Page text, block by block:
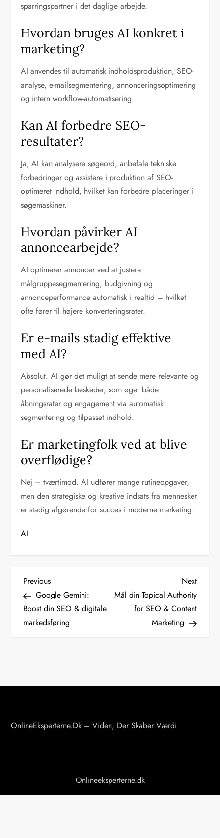
sparringspartner i det daglige arbejde.
Hvordan bruges AI konkret i
marketing?
AI anvendes til automatisk indholdsproduktion, SEO-
analyse, e-mailsegmentering, annonceringsoptimering
og intern workflow-automatisering.
Kan AI forbedre SEO-
resultater?
Ja, AI kan analysere søgeord, anbefale tekniske
forbedringer og assistere i produktion af SEO-
optimeret indhold, hvilket kan forbedre placeringer i
søgemaskiner.
Hvordan påvirker AI
annoncearbejde?
AI optimerer annoncer ved at justere
målgruppesegmentering, budgivning og
annonceperformance automatisk i realtid – hvilket
ofte fører til højere konverteringsrater.
Er e-mails stadig effektive
med AI?
Absolut. AI gør det muligt at sende mere relevante og
personaliserede beskeder, som øger både
åbningsrater og engagement via automatisk
segmentering og tilpasset indhold.
Er marketingfolk ved at blive
overflødige?
Nej – tværtimod. AI udfører mange rutineopgaver,
men den strategiske og kreative indsats fra mennesker
er stadig afgørende for succes i moderne marketing.
AI
I
n
d
l
v
a
Previous
Post
Previous
Google Gemini:
Boost din SEO & digitale
markedsføring
Next
Post
Next
Mål din Topical Authority
for SEO & Content
Marketing
OnlineEksperterne.dk – Viden, Der Skaber Værdi
Onlineeksperterne.dk